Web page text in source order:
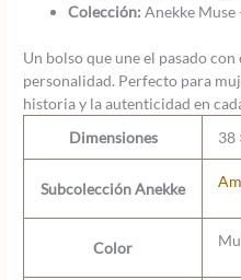
Colección: Anekke
Un bolso que une el pasado
personalidad. Perfecto para
historia y la autenticidad en
Dimensiones
38
Subcolección Anekke
Color